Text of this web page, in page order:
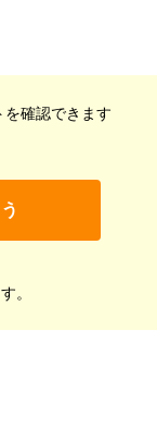
を確認できます
。